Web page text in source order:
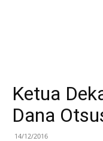
Ketua
Dana
14/12/2016